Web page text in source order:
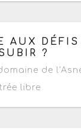
20 septembre
AUX
?
de
libre